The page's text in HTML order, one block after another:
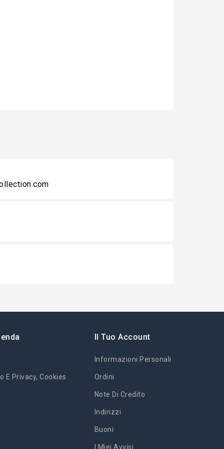
E Privacy, Cookies
Il Tuo Account
Informazioni Personali
Ordini
Note Di Credito
Indirizzi
Buoni
I Miei Avvisi